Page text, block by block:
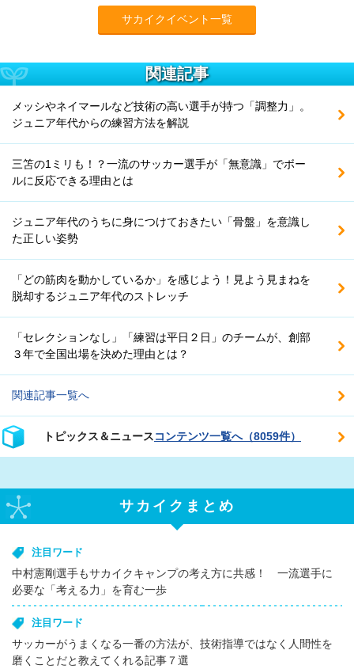
サカイクイベント一覧
関連記事
メッシやネイマールなど技術の高い選手が持つ「調整力」。
ジュニア年代からの練習方法を解説
三笘の1ミリも！？一流のサッカー選手が「無意識」でボー
ルに反応できる理由とは
ジュニア年代のうちに身につけておきたい「骨盤」を意識し
た正しい姿勢
「どの筋肉を動かしているか」を感じよう！見よう見まねを
脱却するジュニア年代のストレッチ
「セレクションなし」「練習は平日２日」のチームが、創部
３年で全国出場を決めた理由とは？
関連記事一覧へ
トピックス＆ニュースコンテンツ一覧へ（8059件）
サカイクまとめ
注目ワード
中村憲剛選手もサカイクキャンプの考え方に共感！ 一流選手に
必要な「考える力」を育む一歩
注目ワード
サッカーがうまくなる一番の方法が、技術指導ではなく人間性を
磨くことだと教えてくれる記事７選